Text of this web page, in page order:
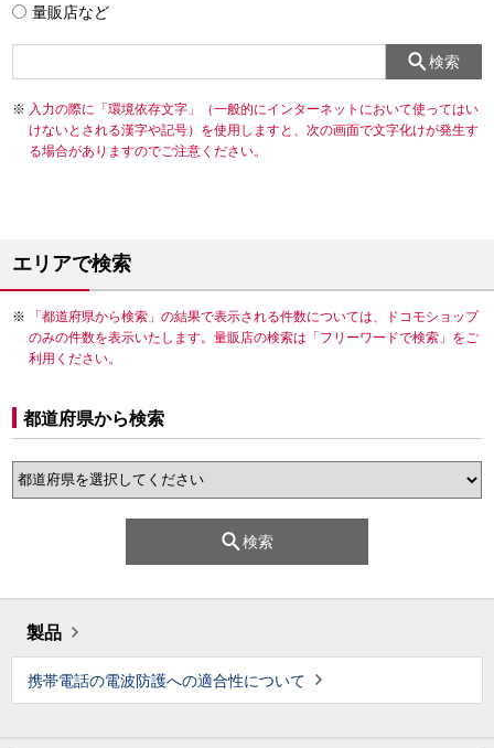
量販店など
検索
入力の際に「環境依存文字」（一般的にインターネットにおいて使ってはい
けないとされる漢字や記号）を使用しますと、次の画面で文字化けが発生す
る場合がありますのでご注意ください。
エリアで検索
「都道府県から検索」の結果で表示される件数については、ドコモショップ
のみの件数を表示いたします。量販店の検索は「フリーワードで検索」をご
利用ください。
都道府県から検索
検索
製品
携帯電話の電波防護への適合性について